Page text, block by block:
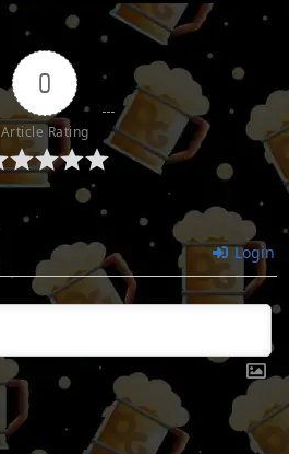
0
Article Rating
Login